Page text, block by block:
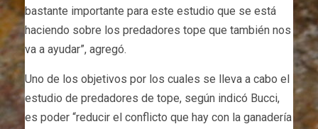
bastante importante para este estudio que se está
haciendo sobre los predadores tope que también nos
va a ayudar”, agregó.
Uno de los objetivos por los cuales se lleva a cabo el
estudio de predadores de tope, según indicó Bucci,
es poder “reducir el conflicto que hay con la ganadería